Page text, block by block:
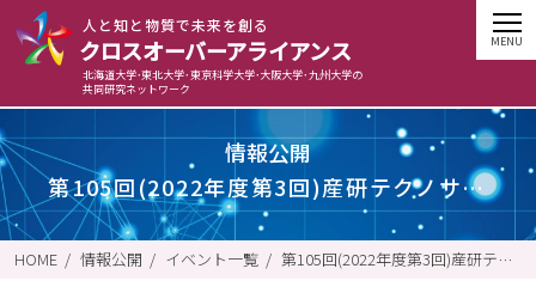
⼈と知と物質で未来を創る
クロスオーバーアライアンス
北海道大学･東北大学･東京科学大学･大阪大学･九州大学の
共同研究ネットワーク
情報公開
第105回(2022年度第3回)産研テクノサロン「AI/MIと有機化学・材料」(大阪)
HOME 情報公開 イベント一覧 第105回(2022年度第3回)産研テクノサロン「AI/MIと有機化学・材料」(大阪)